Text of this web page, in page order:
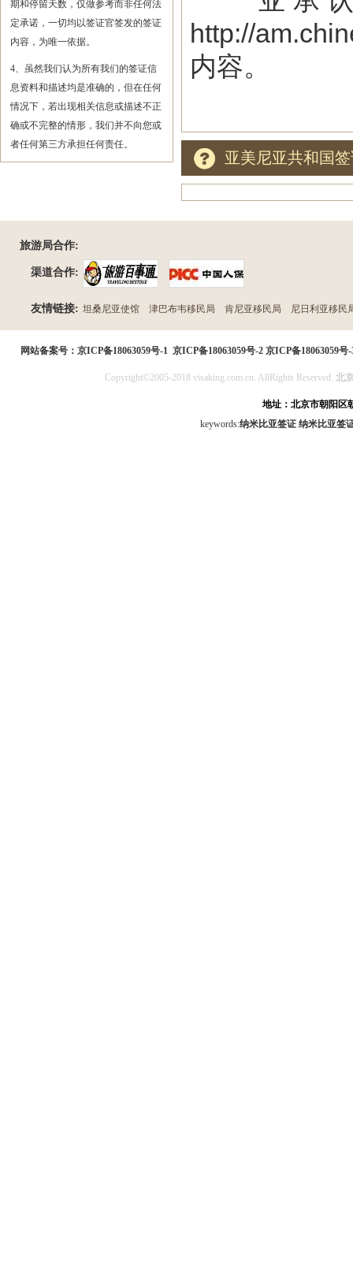
期和停留天数，仅做参考而非任何法
定承诺，一切均以签证官签发的签证
内容，为唯一依据。
4、虽然我们认为所有我们的签证信
息资料和描述均是准确的，但在任何
情况下，若出现相关信息或描述不正
确或不完整的情形，我们并不向您或
者任何第三方承担任何责任。
http://
内容。
亚美尼亚共和国
旅游局合作:
渠道合作:
友情链接: 坦桑尼亚使馆 津巴布韦移民局 肯尼亚移民局 尼日利亚移民
网站备案号： 京ICP备18063059号-1 京ICP备18063059号-2 京ICP备18063059号-
Copyright©2005-2018 visaking.com.cn. AllRights Reserved. 北
地址：北京市朝阳区
keywords:纳米比亚签证 纳米比亚签